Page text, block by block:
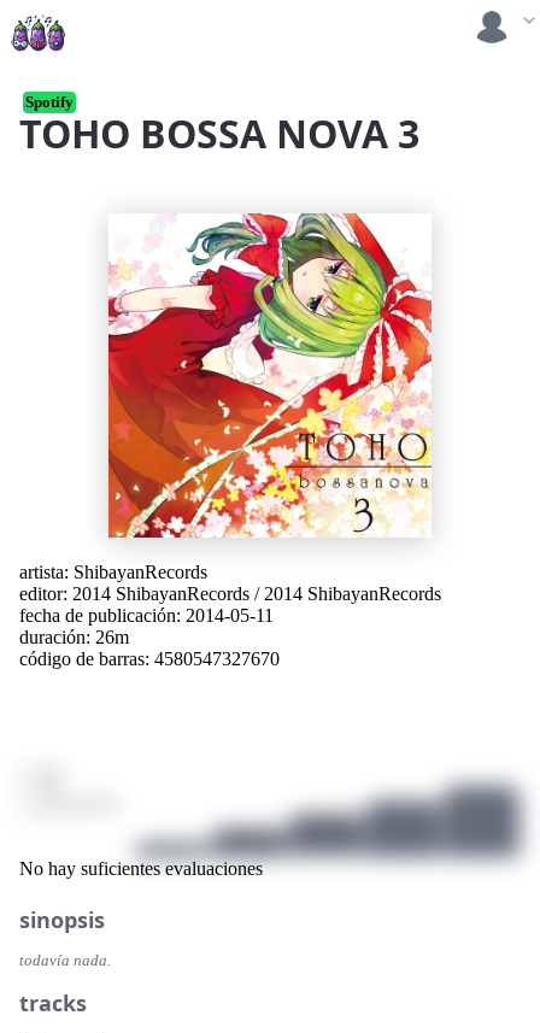
TOHO BOSSA NOVA 3
Spotify
artista: ShibayanRecords
editor: 2014 ShibayanRecords / 2014 ShibayanRecords
fecha de publicación: 2014-05-11
duración: 26m
código de barras: 4580547327670
No hay suficientes evaluaciones
sinopsis
todavía nada.
tracks